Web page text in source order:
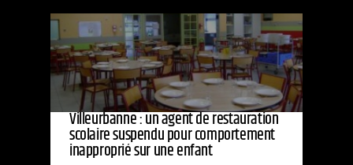
Villeurbanne : un agent de restauration
scolaire suspendu pour comportement
inapproprié sur une enfant